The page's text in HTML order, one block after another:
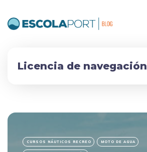
Licencia de navegación
CURSOS NÁUTICOS RECREO MOTO DE AGUA